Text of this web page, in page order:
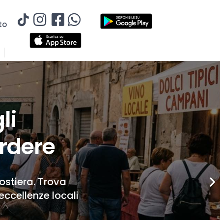
Trova
locali